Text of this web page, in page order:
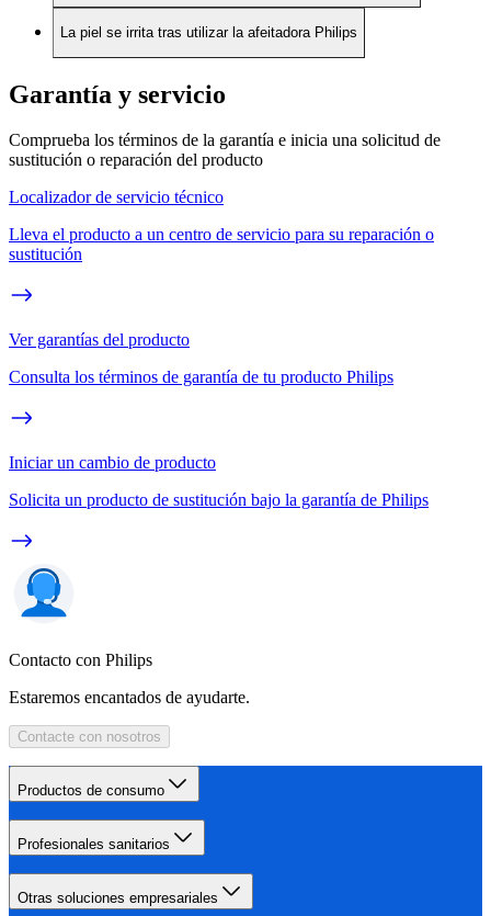
La piel se irrita tras utilizar la afeitadora Philips
Garantía y servicio
Comprueba los términos de la garantía e inicia una solicitud de
sustitución o reparación del producto
Localizador de servicio técnico
Lleva el producto a un centro de servicio para su reparación o
sustitución
Ver garantías del producto
Consulta los términos de garantía de tu producto Philips
Iniciar un cambio de producto
Solicita un producto de sustitución bajo la garantía de Philips
Contacto con Philips
Estaremos encantados de ayudarte.
Contacte con nosotros
Productos de consumo
Profesionales sanitarios
Otras soluciones empresariales